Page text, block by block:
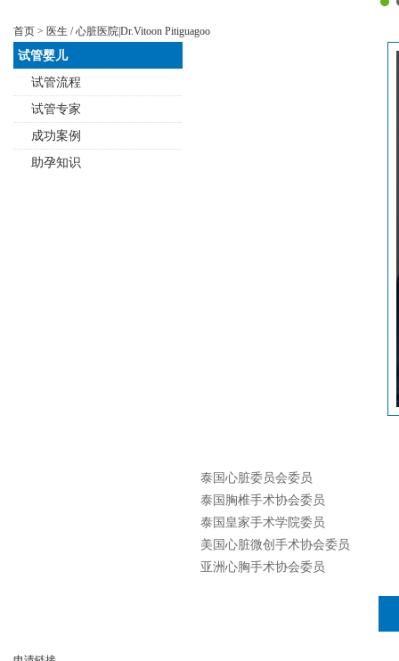
首页 > 医生 / 心脏医院|Dr.Vitoon Pitiguagoo
试管婴儿
试管流程
试管专家
成功案例
助孕知识
泰国心脏委员会委员
泰国胸椎手术协会委员
泰国皇家手术学院委员
美国心脏微创手术协会委员
亚洲心胸手术协会委员